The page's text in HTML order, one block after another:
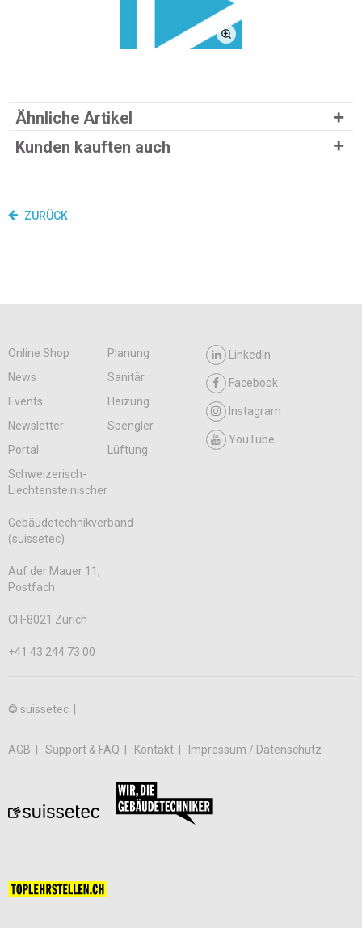
Ähnliche Artikel
Kunden kauften auch
ZURÜCK
Online Shop
Planung
News
Sanitär
Events
Heizung
Newsletter
Spengler
Portal
Lüftung
LinkedIn
Facebook
Instagram
YouTube
Schweizerisch-
Liechtensteinischer
Gebäudetechnikverband
(suissetec)
Auf der Mauer 11,
Postfach
CH-8021 Zürich
+41 43 244 73 00
© suissetec |
AGB Support & FAQ Kontakt Impressum / Datenschutz